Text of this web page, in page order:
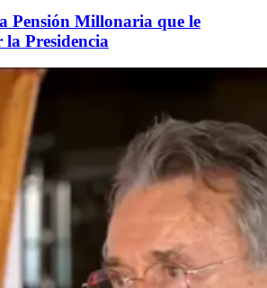
Pensión Millonaria que le
Presidencia